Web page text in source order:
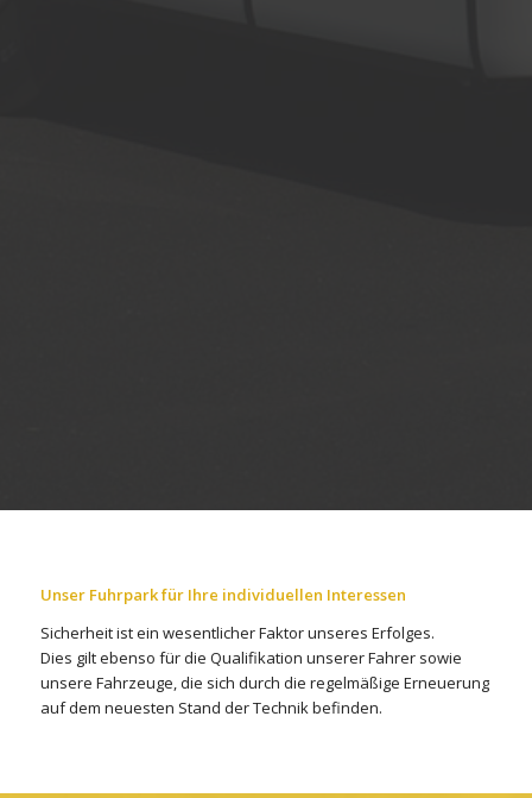
Unser Fuhrpark für Ihre individuellen Interessen
Sicherheit ist ein wesentlicher Faktor unseres Erfolges.
Dies gilt ebenso für die Qualifikation unserer Fahrer sowie
unsere Fahrzeuge, die sich durch die regelmäßige Erneuerung
auf dem neuesten Stand der Technik befinden.